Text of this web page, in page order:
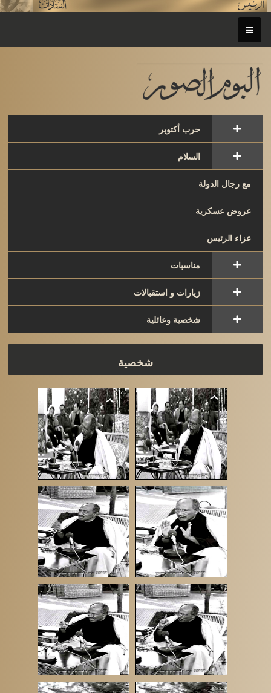
حرب أكتوبر
السلام
مع رجال الدولة
عروض عسكرية
عزاء الرئيس
مناسبات
زيارات و استقبالات
شخصية وعائلية
شخصية